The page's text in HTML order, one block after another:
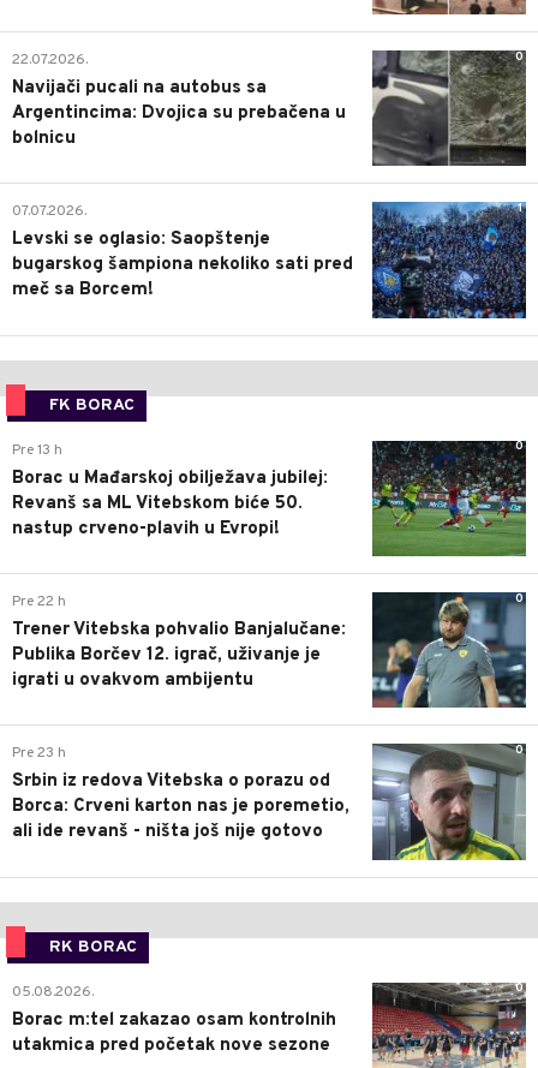
0
22.07.2026.
Navijači pucali na autobus sa
Argentincima: Dvojica su prebačena u
bolnicu
1
07.07.2026.
Levski se oglasio: Saopštenje
bugarskog šampiona nekoliko sati pred
meč sa Borcem!
FK BORAC
0
Pre 13 h
Borac u Mađarskoj obilježava jubilej:
Revanš sa ML Vitebskom biće 50.
nastup crveno-plavih u Evropi!
0
Pre 22 h
Trener Vitebska pohvalio Banjalučane:
Publika Borčev 12. igrač, uživanje je
igrati u ovakvom ambijentu
0
Pre 23 h
Srbin iz redova Vitebska o porazu od
Borca: Crveni karton nas je poremetio,
ali ide revanš - ništa još nije gotovo
RK BORAC
0
05.08.2026.
Borac m:tel zakazao osam kontrolnih
utakmica pred početak nove sezone